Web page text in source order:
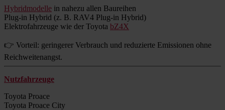
Hybridmodelle in nahezu allen Baureihen
Plug-in Hybrid (z. B. RAV4 Plug-in Hybrid)
Elektrofahrzeuge wie der Toyota bZ4X
👉 Vorteil: geringerer Verbrauch und reduzierte Emissionen ohne
Reichweitenangst.
Nutzfahrzeuge
Toyota Proace
Toyota Proace City